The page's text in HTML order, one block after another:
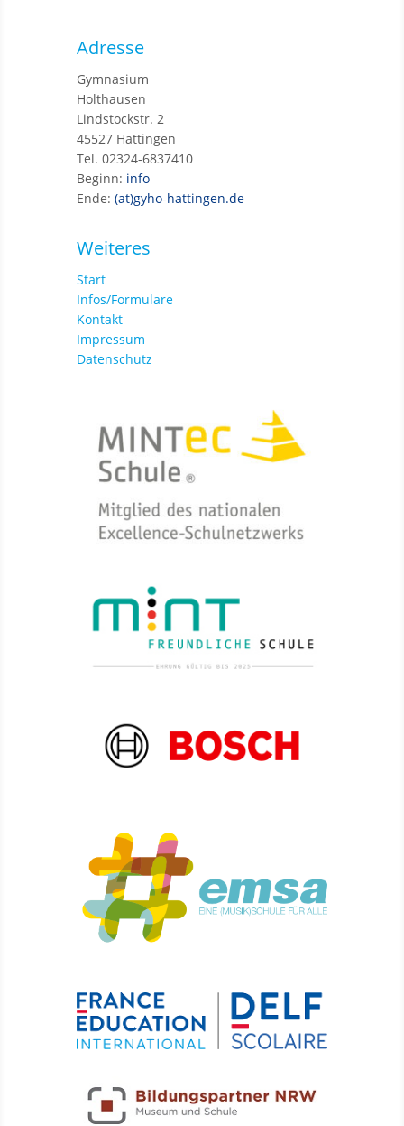
Adresse
Gymnasium
Holthausen
Lindstockstr. 2
45527 Hattingen
Tel. 02324-6837410
Beginn: info
Ende: (at)gyho-hattingen.de
Weiteres
Start
Infos/Formulare
Kontakt
Impressum
Datenschutz